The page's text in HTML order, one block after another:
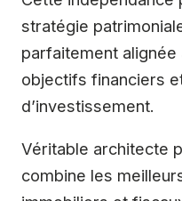
stratégie
parfaitement
objectifs financiers
d’investissement.
Véritable architecte
combine les